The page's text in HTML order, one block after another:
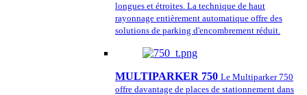
longues et étroites. La technique de haut
rayonnage entièrement automatique offre des
solutions de parking d'encombrement réduit.
MULTIPARKER 750 Le Multiparker 750
offre davantage de places de stationnement dans